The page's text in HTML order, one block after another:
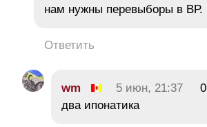
нам нужны перевыборы в ВР.
Ответить
wm 5 июн, 21:37
0
два ипонатика